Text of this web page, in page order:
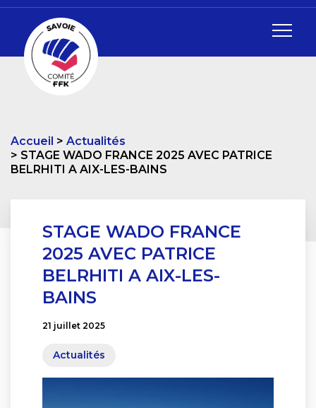
Accueil
Actualités
STAGE WADO FRANCE 2025 AVEC PATRICE
BELRHITI A AIX-LES-BAINS
STAGE WADO FRANCE
2025 AVEC PATRICE
BELRHITI A AIX-LES-
BAINS
21 juillet 2025
Actualités